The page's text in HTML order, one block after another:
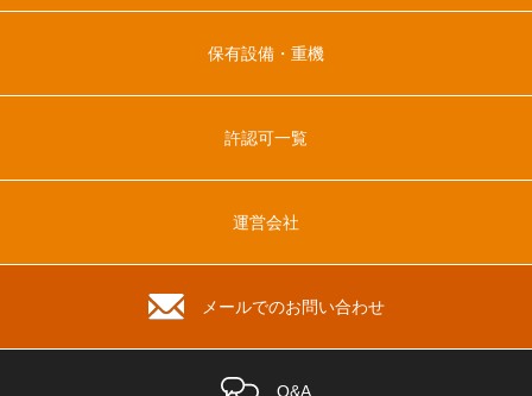
保有設備・重機
許認可一覧
運営会社
メールでのお問い合わせ
Q&A